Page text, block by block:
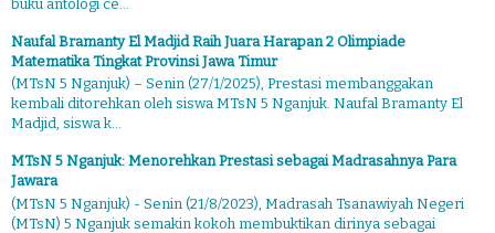
buku antologi ce...
Naufal Bramanty El Madjid Raih Juara Harapan 2 Olimpiade
Matematika Tingkat Provinsi Jawa Timur
(MTsN 5 Nganjuk) – Senin (27/1/2025), Prestasi membanggakan
kembali ditorehkan oleh siswa MTsN 5 Nganjuk. Naufal Bramanty El
Madjid, siswa k...
MTsN 5 Nganjuk: Menorehkan Prestasi sebagai Madrasahnya Para
Jawara
(MTsN 5 Nganjuk) - Senin (21/8/2023), Madrasah Tsanawiyah Negeri
(MTsN) 5 Nganjuk semakin kokoh membuktikan dirinya sebagai